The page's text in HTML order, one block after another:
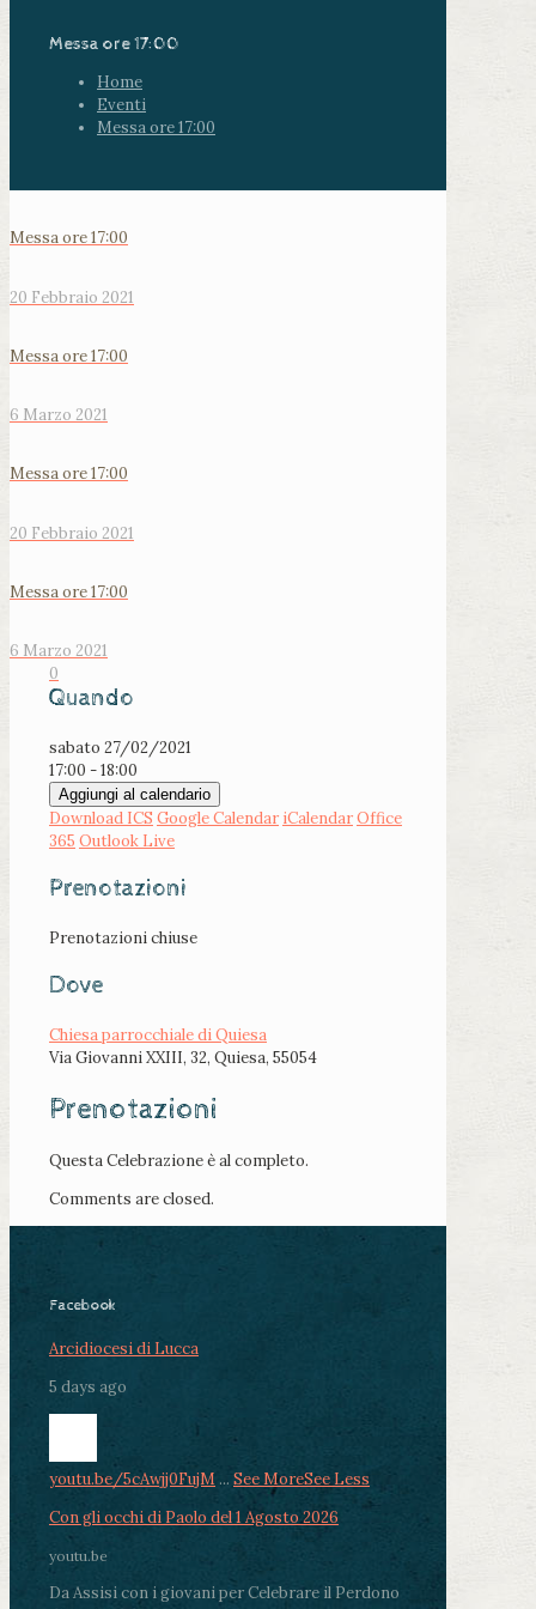
Messa ore 17:00
Home
Eventi
Messa ore 17:00
Messa ore 17:00
20 Febbraio 2021
Messa ore 17:00
6 Marzo 2021
Messa ore 17:00
20 Febbraio 2021
Messa ore 17:00
6 Marzo 2021
0
Quando
sabato 27/02/2021
17:00 - 18:00
Aggiungi al calendario
Download ICS Google Calendar iCalendarOffice
365 Outlook Live
Prenotazioni
Prenotazioni chiuse
Dove
Chiesa parrocchiale di Quiesa
Via Giovanni XXIII, 32, Quiesa, 55054
Prenotazioni
Questa Celebrazione è al completo.
Comments are closed.
Facebook
Arcidiocesi di Lucca
5 days ago
youtu.be/5cAwjj0FujM ... See MoreSee Less
Con gli occhi di Paolo del 1 Agosto 2026
youtu.be
Da Assisi con i giovani per Celebrare il Perdono